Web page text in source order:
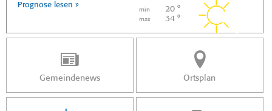
Prognose lesen »
min 20 °
max 34 °
Gemeindenews Ortsplan